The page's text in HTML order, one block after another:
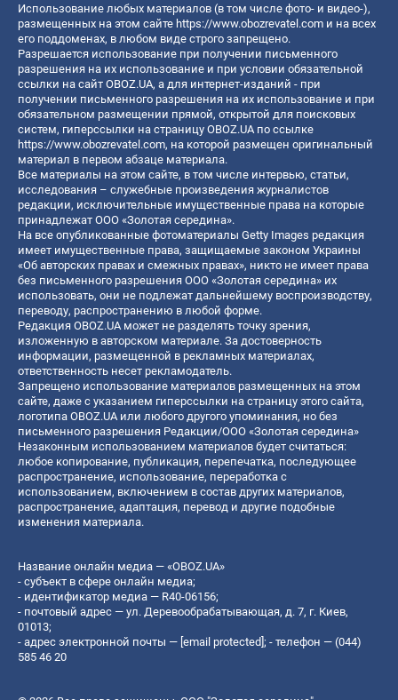
Использование любых материалов (в том числе фото- и видео-),
размещенных на этом сайте https://www.obozrevatel.com и на всех
его поддоменах, в любом виде строго запрещено.
Разрешается использование при получении письменного
разрешения на их использование и при условии обязательной
ссылки на сайт OBOZ.UA, а для интернет-изданий - при
получении письменного разрешения на их использование и при
обязательном размещении прямой, открытой для поисковых
систем, гиперссылки на страницу OBOZ.UA по ссылке
https://www.obozrevatel.com, на которой размещен оригинальный
материал в первом абзаце материала.
Все материалы на этом сайте, в том числе интервью, статьи,
исследования – служебные произведения журналистов
редакции, исключительные имущественные права на которые
принадлежат ООО «Золотая середина».
На все опубликованные фотоматериалы Getty Images редакция
имеет имущественные права, защищаемые законом Украины
«Об авторских правах и смежных правах», никто не имеет права
без письменного разрешения ООО «Золотая середина» их
использовать, они не подлежат дальнейшему воспроизводству,
переводу, распространению в любой форме.
Редакция OBOZ.UA может не разделять точку зрения,
изложенную в авторском материале. За достоверность
информации, размещенной в рекламных материалах,
ответственность несет рекламодатель.
Запрещено использование материалов размещенных на этом
сайте, даже с указанием гиперссылки на страницу этого сайта,
логотипа OBOZ.UA или любого другого упоминания, но без
письменного разрешения Редакции/ООО «Золотая середина»
Незаконным использованием материалов будет считаться:
любое копирование, публикация, перепечатка, последующее
распространение, использование, переработка с
использованием, включением в состав других материалов,
распространение, адаптация, перевод и другие подобные
изменения материала.
Название онлайн медиа — «OBOZ.UA»
- субъект в сфере онлайн медиа;
- идентификатор медиа — R40-06156;
- почтовый адрес — ул. Деревообрабатывающая, д. 7, г. Киев,
01013;
- адрес электронной почты — [email protected] ; - телефон — (044)
585 46 20